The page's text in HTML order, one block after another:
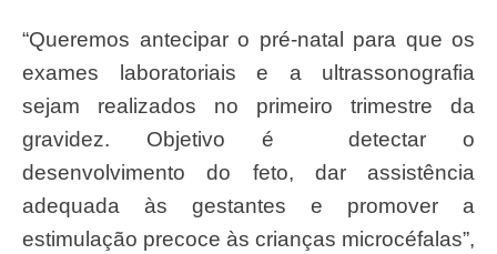
“Queremos antecipar o pré-natal para que os
exames laboratoriais e a ultrassonografia
sejam realizados no primeiro trimestre da
gravidez. Objetivo é detectar o
desenvolvimento do feto, dar assistência
adequada às gestantes e promover a
estimulação precoce às crianças microcéfalas”,